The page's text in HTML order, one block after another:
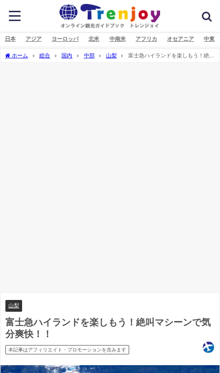
日本 アジア ヨーロッパ 北米 中南米 アフリカ オセアニア 中東
ホーム 総合 国内 中部 山梨
富士急ハイランドを楽しもう！絶叫
山梨
富士急ハイランドを楽しもう！絶叫マシーンで気
分爽快！！
本記事はアフィリエイト・プロモーションを含みます